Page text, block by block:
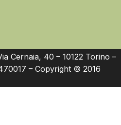
Cernaia, 40 – 10122 Torino –
– Copyright © 2016